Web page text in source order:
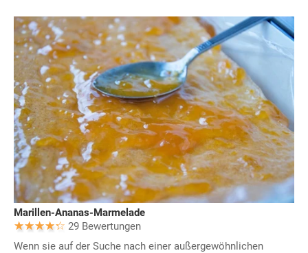
Marillen-Ananas-Marmelade
29 Bewertungen
Wenn sie auf der Suche nach einer außergewöhnlichen